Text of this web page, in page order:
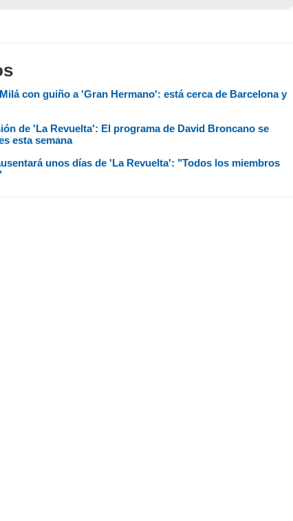
con guiño a 'Gran Hermano': está cerca de Barcelona y
de 'La Revuelta': El programa de David Broncano se
esta semana
unos días de 'La Revuelta': "Todos los miembros